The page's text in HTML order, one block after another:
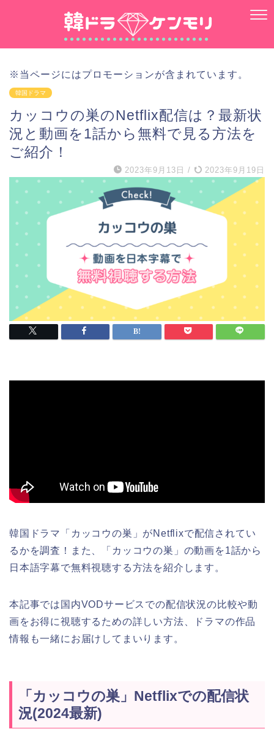
※当ページにはプロモーションが含まれています。
韓国ドラマ
カッコウの巣のNetflix配信は？最新状
況と動画を1話から無料で見る方法を
ご紹介！
2023年9月13日 / 2023年9月19日
韓国ドラマ「カッコウの巣」がNetflixで配信されてい
るかを調査！また、「カッコウの巣」の動画を1話から
日本語字幕で無料視聴する方法を紹介します。
本記事では国内VODサービスでの配信状況の比較や動
画をお得に視聴するための詳しい方法、ドラマの作品
情報も一緒にお届けしてまいります。
「カッコウの巣」Netflixでの配信状
況(2024最新)